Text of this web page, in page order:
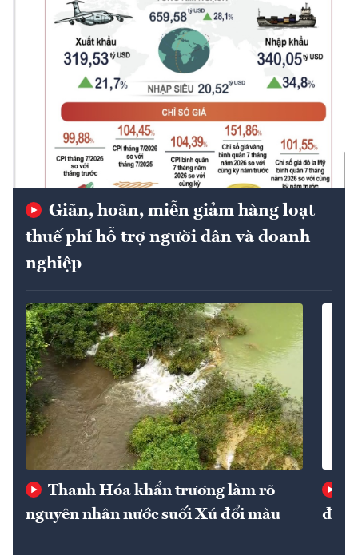
Giãn, hoãn, miễn giảm hàng loạt
thuế phí hỗ trợ người dân và doanh
nghiệp
Thanh Hóa khẩn trương làm rõ
nguyên nhân nước suối Xú đổi màu
định